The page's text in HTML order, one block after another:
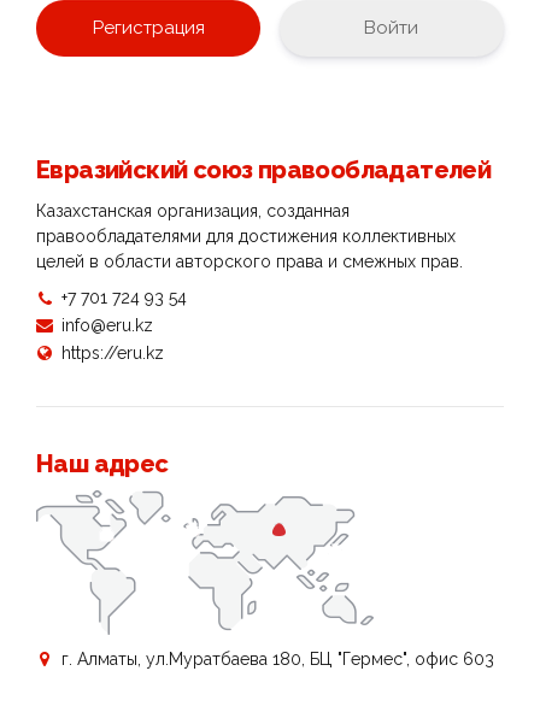
Войти
Евразийский союз правообладателей
Казахстанская организация, созданная
правообладателями для достижения коллективных
целей в области авторского права и смежных прав.
+7 701 724 93 54
info@eru.kz
https://eru.kz
Наш адрес
г. Алматы, ул.Муратбаева 180, БЦ "Гермес", офис 603